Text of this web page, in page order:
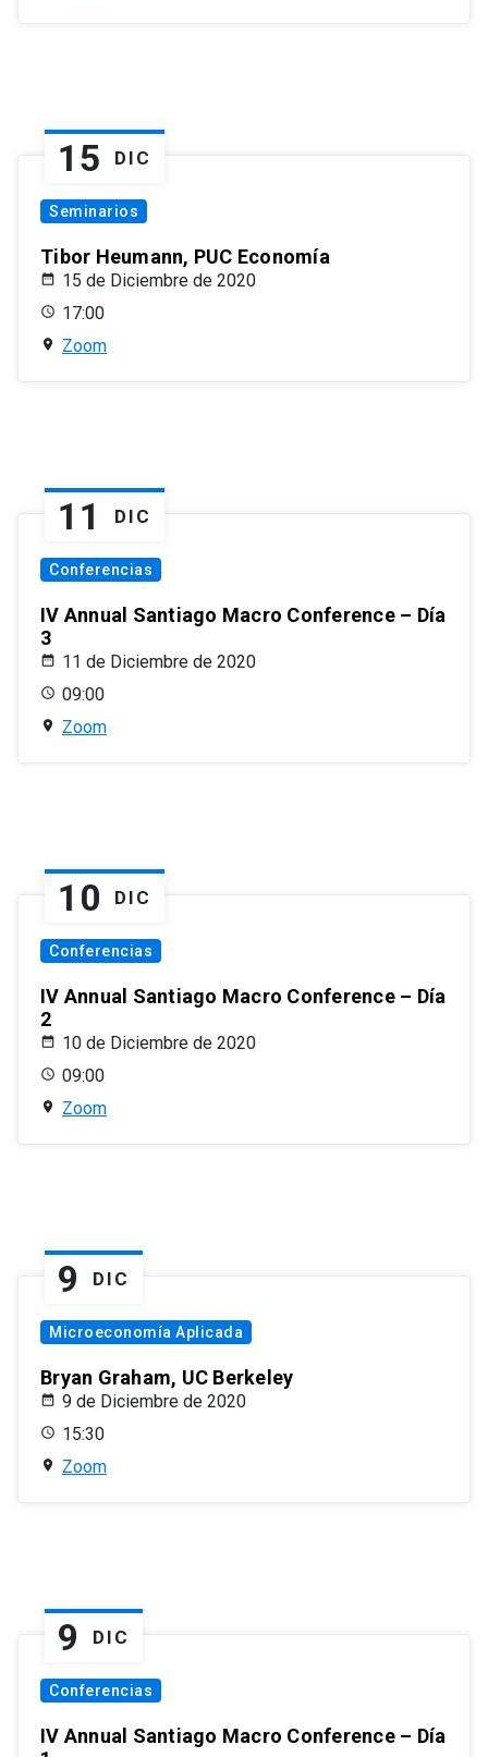
15 DIC
Seminarios
Tibor Heumann, PUC Economía
15 de Diciembre de 2020
17:00
Zoom
11 DIC
Conferencias
IV Annual Santiago Macro Conference – Día
3
11 de Diciembre de 2020
09:00
Zoom
10 DIC
Conferencias
IV Annual Santiago Macro Conference – Día
2
10 de Diciembre de 2020
09:00
Zoom
9 DIC
Microeconomía Aplicada
Bryan Graham, UC Berkeley
9 de Diciembre de 2020
15:30
Zoom
9 DIC
Conferencias
IV Annual Santiago Macro Conference – Día